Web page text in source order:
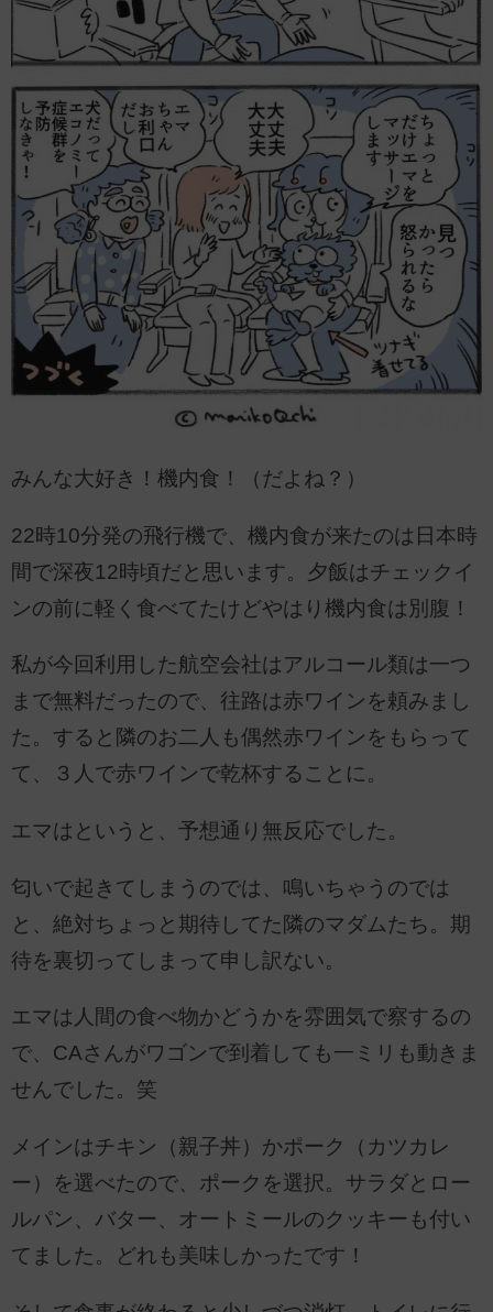
みんな大好き！機内食！（だよね？）
22時10分発の飛行機で、機内食が来たのは日本時
間で深夜12時頃だと思います。夕飯はチェックイ
ンの前に軽く食べてたけどやはり機内食は別腹！
私が今回利用した航空会社はアルコール類は一つ
まで無料だったので、往路は赤ワインを頼みまし
た。すると隣のお二人も偶然赤ワインをもらって
て、３人で赤ワインで乾杯することに。
エマはというと、予想通り無反応でした。
匂いで起きてしまうのでは、鳴いちゃうのでは
と、絶対ちょっと期待してた隣のマダムたち。期
待を裏切ってしまって申し訳ない。
エマは人間の食べ物かどうかを雰囲気で察するの
で、CAさんがワゴンで到着しても一ミリも動きま
せんでした。笑
メインはチキン（親子丼）かポーク（カツカレ
ー）を選べたので、ポークを選択。サラダとロー
ルパン、バター、オートミールのクッキーも付い
てました。どれも美味しかったです！